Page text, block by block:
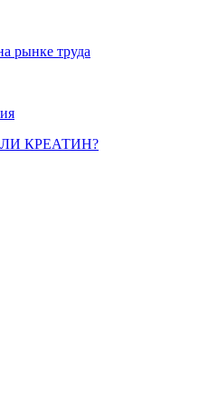
рынке труда
КРЕАТИН?